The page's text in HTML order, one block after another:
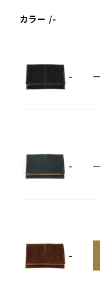
カラー -
- —
- —
-